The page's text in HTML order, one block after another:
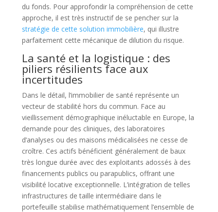
du fonds. Pour approfondir la compréhension de cette
approche, il est très instructif de se pencher sur la
stratégie de cette solution immobilière, qui illustre
parfaitement cette mécanique de dilution du risque.
La santé et la logistique : des
piliers résilients face aux
incertitudes
Dans le détail, l’immobilier de santé représente un
vecteur de stabilité hors du commun. Face au
vieillissement démographique inéluctable en Europe, la
demande pour des cliniques, des laboratoires
d’analyses ou des maisons médicalisées ne cesse de
croître. Ces actifs bénéficient généralement de baux
très longue durée avec des exploitants adossés à des
financements publics ou parapublics, offrant une
visibilité locative exceptionnelle. L’intégration de telles
infrastructures de taille intermédiaire dans le
portefeuille stabilise mathématiquement l’ensemble de